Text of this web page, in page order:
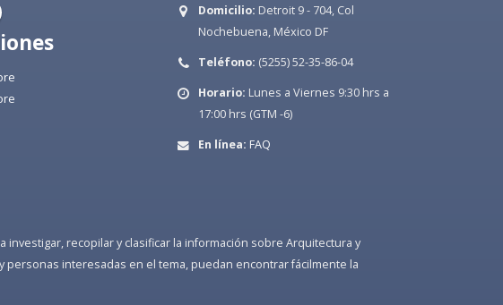
Domicilio: Detroit 9 - 704, Col
Nochebuena, México DF
Teléfono: (5255) 52-35-86-04
Horario: Lunes a Viernes 9:30 hrs a
17:00 hrs (GTM -6)
En línea: FAQ
recopilar y clasificar la información sobre Arquitectura y
interesadas en el tema, puedan encontrar fácilmente la